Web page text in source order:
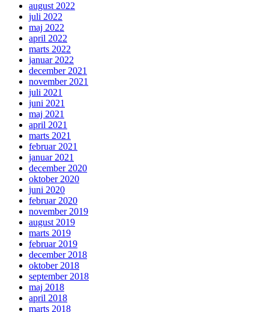
august 2022
juli 2022
maj 2022
april 2022
marts 2022
januar 2022
december 2021
november 2021
juli 2021
juni 2021
maj 2021
april 2021
marts 2021
februar 2021
januar 2021
december 2020
oktober 2020
juni 2020
februar 2020
november 2019
august 2019
marts 2019
februar 2019
december 2018
oktober 2018
september 2018
maj 2018
april 2018
marts 2018